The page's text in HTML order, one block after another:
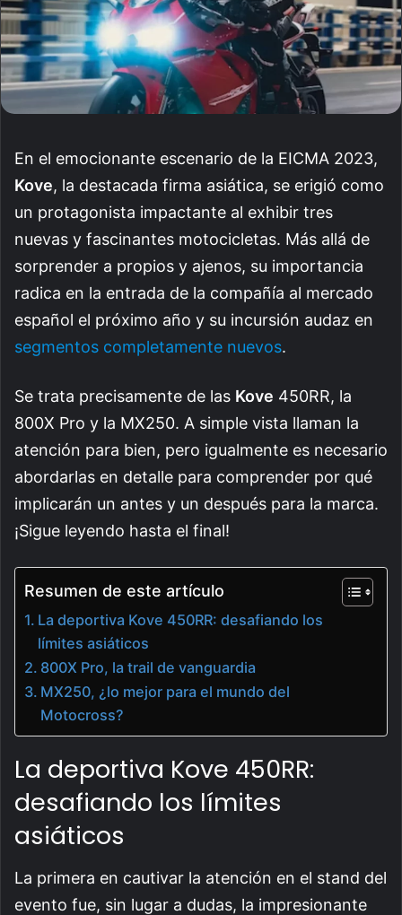
En el emocionante escenario de la EICMA 2023,
Kove, la destacada firma asiática, se erigió como
un protagonista impactante al exhibir tres
nuevas y fascinantes motocicletas. Más allá de
sorprender a propios y ajenos, su importancia
radica en la entrada de la compañía al mercado
español el próximo año y su incursión audaz en
segmentos completamente nuevos.
Se trata precisamente de las Kove 450RR, la
800X Pro y la MX250. A simple vista llaman la
atención para bien, pero igualmente es necesario
abordarlas en detalle para comprender por qué
implicarán un antes y un después para la marca.
¡Sigue leyendo hasta el final!
Resumen de este artículo
La deportiva Kove 450RR: desafiando los
límites asiáticos
800X Pro, la trail de vanguardia
MX250, ¿lo mejor para el mundo del
Motocross?
La deportiva Kove 450RR:
desafiando los límites
asiáticos
La primera en cautivar la atención en el stand del
evento fue, sin lugar a dudas, la impresionante